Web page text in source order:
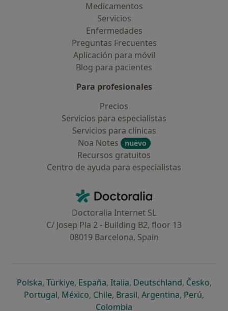
Medicamentos
Servicios
Enfermedades
Preguntas Frecuentes
Aplicación para móvil
Blog para pacientes
Para profesionales
Precios
Servicios para especialistas
Servicios para clínicas
Noa Notes
nuevo
Recursos gratuitos
Centro de ayuda para especialistas
Doctoralia - Página de inicio
Doctoralia Internet SL
C/ Josep Pla 2 - Building B2, floor 13
08019 Barcelona, Spain
Polskase abre en una nueva pestaña
, Türkiyese abre en una nueva pestaña
, Españase abre en una nueva pestaña
, Italiase abre en una nueva
, Deutschlandse abre en
, Českose
,
Portugalse abre en una nueva pestaña
, Méxicose abre en una nueva pestaña
, Chilese abre en una nueva pestaña
, Brasilse abre en una nueva
, Argentinase abre en
, Perúse
,
Colombia